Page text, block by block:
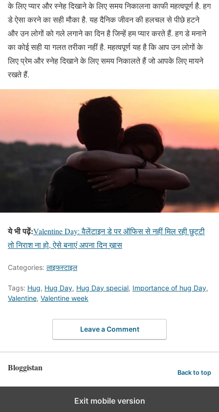
के लिए प्यार और स्नेह दिखाने के लिए समय निकालना काफी महत्वपूर्ण है. हग
डे ऐसा करने का सही मौका है. यह दैनिक जीवन की हलचल से पीछे हटने
और उन लोगों को गले लगाने का दिन है जिन्हें हम प्यार करते हैं. हग डे मनाने
का कोई सही या गलत तरीका नहीं है. महत्वपूर्ण यह है कि आप उन लोगों के
लिए प्रेम और स्नेह दिखाने के लिए समय निकालते हैं जो आपके लिए मायने
रखते हैं.
ये भी पढ़ें:Valentine Day: वैलेंटाइन डे पर ऑफिस से नहीं मिल रही छुट्टी
तो निराश ना हो, ऐसे बनाएं अपना दिन ख़ास
Categories: लाइफस्टाइल
Tags: Hug, Hug Day, Hug Day special, Importance of hug Day,
Valentine, Valentine week
Leave a Comment
Bloggistan Back to top
Exit mobile version